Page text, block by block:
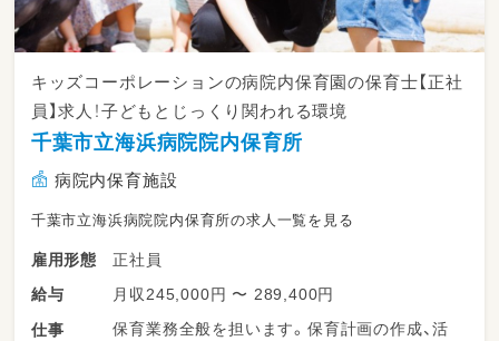
キッズコーポレーションの病院内保育園の保育士【正社
員】求人！子どもとじっくり関われる環境
千葉市立海浜病院院内保育所
病院内保育施設
千葉市立海浜病院院内保育所の求人一覧を見る
雇用形態
正社員
給与
月収245,000円 〜 289,400円
仕事
保育業務全般を担います。保育計画の作成、活